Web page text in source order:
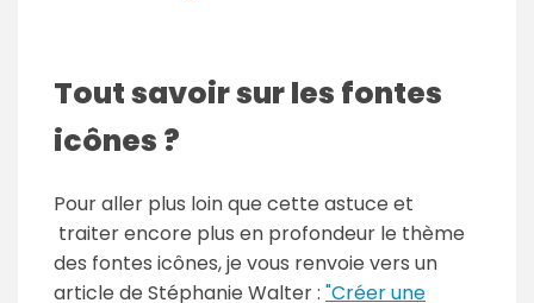
Tout savoir sur les fontes
icônes ?
Pour aller plus loin que cette astuce et
traiter encore plus en profondeur le thème
des fontes icônes, je vous renvoie vers un
article de Stéphanie Walter : "Créer une